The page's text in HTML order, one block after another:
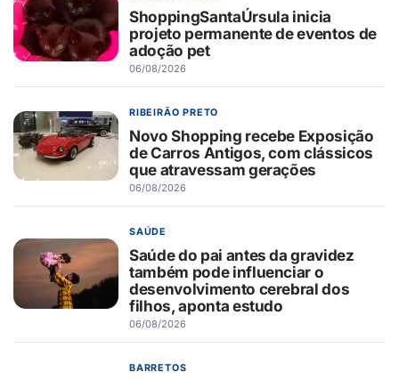
ShoppingSantaÚrsula inicia
projeto permanente de eventos de
adoção pet
06/08/2026
RIBEIRÃO PRETO
Novo Shopping recebe Exposição
de Carros Antigos, com clássicos
que atravessam gerações
06/08/2026
SAÚDE
Saúde do pai antes da gravidez
também pode influenciar o
desenvolvimento cerebral dos
filhos, aponta estudo
06/08/2026
BARRETOS